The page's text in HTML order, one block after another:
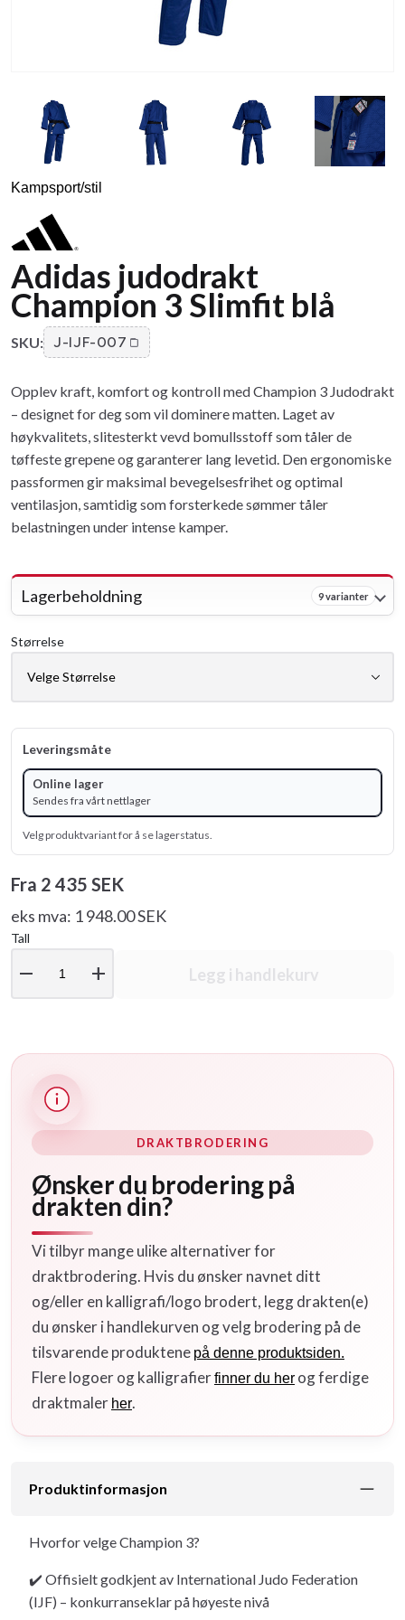
Kampsport/stil
Adidas judodrakt
Champion 3 Slimfit blå
SKU: J-IJF-007
Opplev kraft, komfort og kontroll med Champion 3 Judodrakt
– designet for deg som vil dominere matten. Laget av
høykvalitets, slitesterkt vevd bomullsstoff som tåler de
tøffeste grepene og garanterer lang levetid. Den ergonomiske
passformen gir maksimal bevegelsesfrihet og optimal
ventilasjon, samtidig som forsterkede sømmer tåler
belastningen under intense kamper.
Lagerbeholdning 9 varianter
Størrelse
Leveringsmåte
Online lager
Sendes fra vårt nettlager
Velg produktvariant for å se lagerstatus.
Fra 2 435 SEK
eks mva: 1 948.00 SEK
Tall
remove add Legg i handlekurv
DRAKTBRODERING
Ønsker du brodering på
drakten din?
Vi tilbyr mange ulike alternativer for
draktbrodering. Hvis du ønsker navnet ditt
og/eller en kalligrafi/logo brodert, legg drakten(e)
du ønsker i handlekurven og velg brodering på de
tilsvarende produktene på denne produktsiden.
Flere logoer og kalligrafierfinner du her og ferdige
draktmaler her.
Produktinformasjon
Hvorfor velge Champion 3?
✔️ Offisielt godkjent av International Judo Federation
(IJF) – konkurranseklar på høyeste nivå